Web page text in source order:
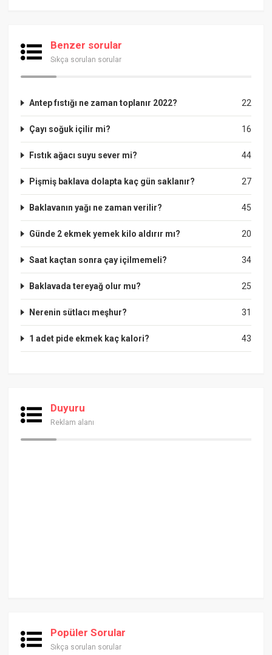
Benzer sorular
Sıkça sorulan sorular
22
Antep fıstığı ne zaman toplanır 2022?
16
Çayı soğuk içilir mi?
44
Fıstık ağacı suyu sever mi?
27
Pişmiş baklava dolapta kaç gün saklanır?
45
Baklavanın yağı ne zaman verilir?
20
Günde 2 ekmek yemek kilo aldırır mı?
34
Saat kaçtan sonra çay içilmemeli?
25
Baklavada tereyağ olur mu?
31
Nerenin sütlacı meşhur?
43
1 adet pide ekmek kaç kalori?
Duyuru
Reklam alanı
Popüler Sorular
Sıkça sorulan sorular